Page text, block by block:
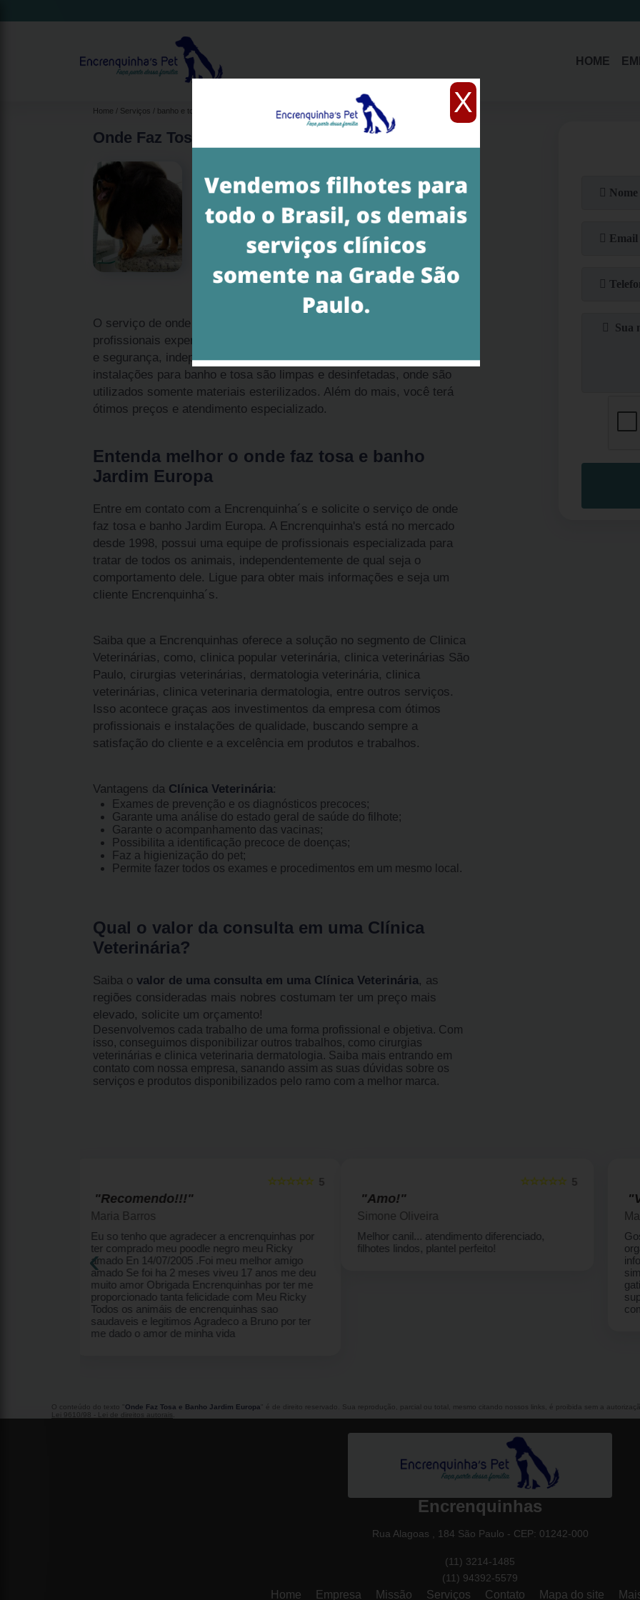
X
HOME
Home Serviços banho e tosa onde faz tosa e banho Jardim Europa
Onde Faz Tosa e Banho Jardim Europa
O serviço de onde faz tosa e banho Jardim Europa é realizado por
profissionais experientes, que exercem o serviço com todo o cuidado
e segurança, independentemente do comportamento do animal. As
instalações para banho e tosa são limpas e desinfetadas, onde são
utilizados somente materiais esterilizados. Além do mais, você terá
ótimos preços e atendimento especializado.
Entenda melhor o onde faz tosa e banho
Jardim Europa
Entre em contato com a Encrenquinha´s e solicite o serviço de onde
faz tosa e banho Jardim Europa. A Encrenquinha's está no mercado
desde 1998, possui uma equipe de profissionais especializada para
tratar de todos os animais, independentemente de qual seja o
comportamento dele. Ligue para obter mais informações e seja um
cliente Encrenquinha´s.
Saiba que a Encrenquinhas oferece a solução no segmento de Clinica
Veterinárias, como, clinica popular veterinária, clinica veterinárias São
Paulo, cirurgias veterinárias, dermatologia veterinária, clinica
veterinárias, clinica veterinaria dermatologia, entre outros serviços.
Isso acontece graças aos investimentos da empresa com ótimos
profissionais e instalações de qualidade, buscando sempre a
satisfação do cliente e a excelência em produtos e trabalhos.
Vantagens da Clínica Veterinária:
Exames de prevenção e os diagnósticos precoces;
Garante uma análise do estado geral de saúde do filhote;
Garante o acompanhamento das vacinas;
Possibilita a identificação precoce de doenças;
Faz a higienização do pet;
Permite fazer todos os exames e procedimentos em um mesmo local.
Qual o valor da consulta em uma Clínica
Veterinária?
Saiba o valor de uma consulta em uma Clínica Veterinária, as
regiões consideradas mais nobres costumam ter um preço mais
elevado, solicite um orçamento!
Desenvolvemos cada trabalho de uma forma profissional e objetiva. Com
isso, conseguimos disponibilizar outros trabalhos, como cirurgias
veterinárias e clinica veterinaria dermatologia. Saiba mais entrando em
contato com nossa empresa, sanando assim as suas dúvidas sobre os
serviços e produtos disponibilizados pelo ramo com a melhor marca.
5
☆☆☆☆☆
"Amo!"
Simone Oliveira
Melhor canil... atendimento diferenciado,
filhotes lindos, plantel perfeito!
☆☆☆☆☆
"Vou indicar com certeza."
Marcia B de Andrade
Gostei muito do ambiente, bem limpo e
organizado, atendentes prontos pra qualquer
‹
O conteúdo do texto " Onde Faz Tosa e Banho Jardim Europa " é de direito reservado. Sua reprodução, parcial ou total, mesmo citando nossos links, é proibida sem a
Lei 9610/98 - Lei de direitos autorais
Encrenquinhas
Rua Alagoas , 184 São Paulo - CEP: 01242-000
(11) 3214-1485
(11) 94392-5579
Home Empresa Missão Serviços Contato Mapa do site